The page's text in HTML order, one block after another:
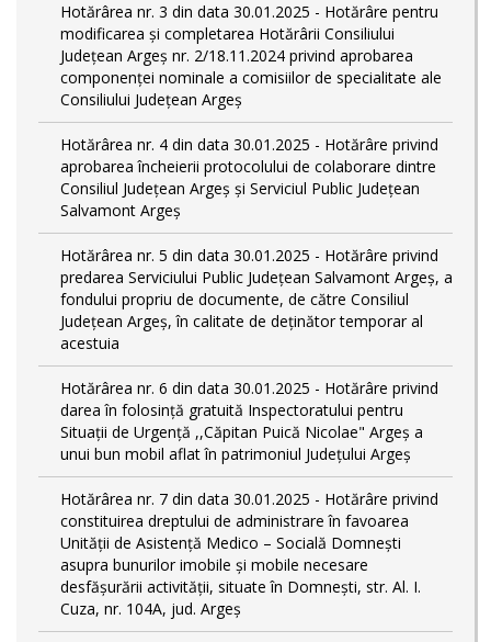
Hotărârea nr. 3 din data 30.01.2025 - Hotărâre pentru
modificarea și completarea Hotărârii Consiliului
Județean Argeș nr. 2/18.11.2024 privind aprobarea
componenței nominale a comisiilor de specialitate ale
Consiliului Județean Argeș
Hotărârea nr. 4 din data 30.01.2025 - Hotărâre privind
aprobarea încheierii protocolului de colaborare dintre
Consiliul Județean Argeș și Serviciul Public Județean
Salvamont Argeș
Hotărârea nr. 5 din data 30.01.2025 - Hotărâre privind
predarea Serviciului Public Județean Salvamont Argeș, a
fondului propriu de documente, de către Consiliul
Județean Argeș, în calitate de deținător temporar al
acestuia
Hotărârea nr. 6 din data 30.01.2025 - Hotărâre privind
darea în folosință gratuită Inspectoratului pentru
Situații de Urgență ,,Căpitan Puică Nicolae" Argeș a
unui bun mobil aflat în patrimoniul Județului Argeș
Hotărârea nr. 7 din data 30.01.2025 - Hotărâre privind
constituirea dreptului de administrare în favoarea
Unității de Asistență Medico – Socială Domnești
asupra bunurilor imobile și mobile necesare
desfășurării activității, situate în Domnești, str. Al. I.
Cuza, nr. 104A, jud. Argeș